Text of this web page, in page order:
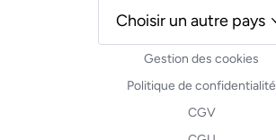
Gestion des cookies
Politique de confidentialité
CGV
Choisir un autre pays